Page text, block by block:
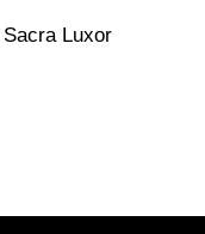
Sacra Luxor